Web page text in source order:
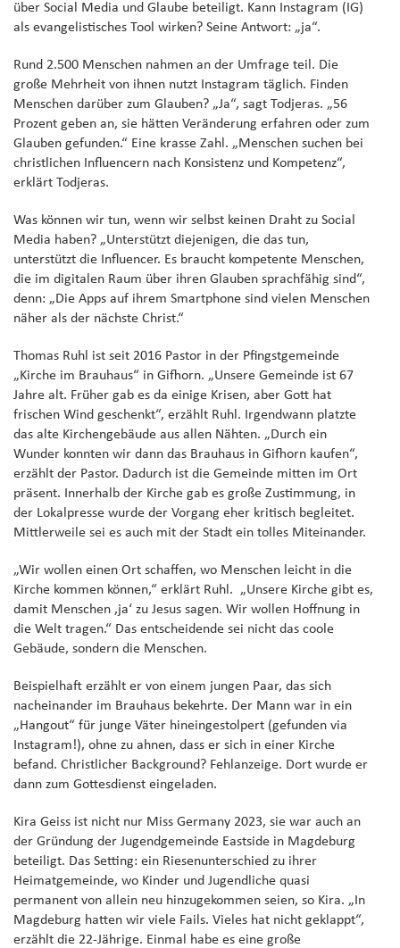
über Social Media und Glaube beteiligt. Kann Instagram (IG)
als evangelistisches Tool wirken? Seine Antwort: „ja“.
Rund 2.500 Menschen nahmen an der Umfrage teil. Die
große Mehrheit von ihnen nutzt Instagram täglich. Finden
Menschen darüber zum Glauben? „Ja“, sagt Todjeras. „56
Prozent geben an, sie hätten Veränderung erfahren oder zum
Glauben gefunden.“ Eine krasse Zahl. „Menschen suchen bei
christlichen Influencern nach Konsistenz und Kompetenz“,
erklärt Todjeras.
Was können wir tun, wenn wir selbst keinen Draht zu Social
Media haben? „Unterstützt diejenigen, die das tun,
unterstützt die Influencer. Es braucht kompetente Menschen,
die im digitalen Raum über ihren Glauben sprachfähig sind“,
denn: „Die Apps auf ihrem Smartphone sind vielen Menschen
näher als der nächste Christ.“
Thomas Ruhl ist seit 2016 Pastor in der Pfingstgemeinde
„Kirche im Brauhaus“ in Gifhorn. „Unsere Gemeinde ist 67
Jahre alt. Früher gab es da einige Krisen, aber Gott hat
frischen Wind geschenkt“, erzählt Ruhl. Irgendwann platzte
das alte Kirchengebäude aus allen Nähten. „Durch ein
Wunder konnten wir dann das Brauhaus in Gifhorn kaufen“,
erzählt der Pastor. Dadurch ist die Gemeinde mitten im Ort
präsent. Innerhalb der Kirche gab es große Zustimmung, in
der Lokalpresse wurde der Vorgang eher kritisch begleitet.
Mittlerweile sei es auch mit der Stadt ein tolles Miteinander.
„Wir wollen einen Ort schaffen, wo Menschen leicht in die
Kirche kommen können,“ erklärt Ruhl. „Unsere Kirche gibt es,
damit Menschen ‚ja‘ zu Jesus sagen. Wir wollen Hoffnung in
die Welt tragen.“ Das entscheidende sei nicht das coole
Gebäude, sondern die Menschen.
Beispielhaft erzählt er von einem jungen Paar, das sich
nacheinander im Brauhaus bekehrte. Der Mann war in ein
„Hangout“ für junge Väter hineingestolpert (gefunden via
Instagram!), ohne zu ahnen, dass er sich in einer Kirche
befand. Christlicher Background? Fehlanzeige. Dort wurde er
dann zum Gottesdienst eingeladen.
Kira Geiss ist nicht nur Miss Germany 2023, sie war auch an
der Gründung der Jugendgemeinde Eastside in Magdeburg
beteiligt. Das Setting: ein Riesenunterschied zu ihrer
Heimatgemeinde, wo Kinder und Jugendliche quasi
permanent von allein neu hinzugekommen seien, so Kira. „In
Magdeburg hatten wir viele Fails. Vieles hat nicht geklappt“,
erzählt die 22-Jährige. Einmal habe es eine große